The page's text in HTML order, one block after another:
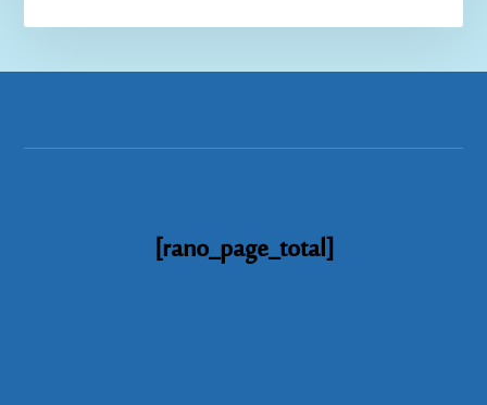
[rano_page_total]